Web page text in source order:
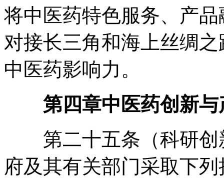
将中医药特色服务、产
对接长三角和海上丝绸
中医药影响力 。
第四章中医药创新与
第二十五条（科研创
府及其有关部门采取下列